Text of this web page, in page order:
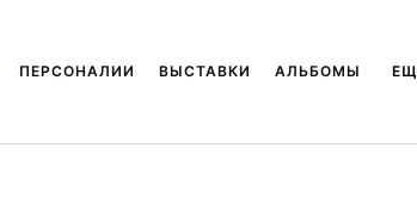
ПЕРСОНАЛИИ ВЫСТАВКИ АЛЬБОМЫ